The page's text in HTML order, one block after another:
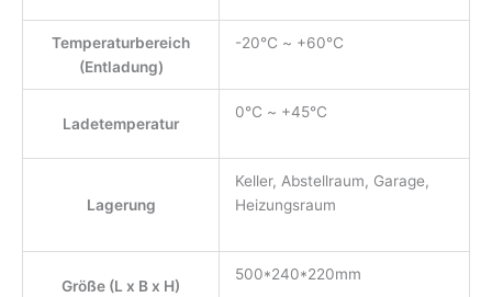
Temperaturbereich
(Entladung)
-20℃ ~ +60℃
Ladetemperatur
0℃ ~ +45℃
Lagerung
Keller, Abstellraum, Garage,
Heizungsraum
Größe (L x B x H)
500*240*220mm